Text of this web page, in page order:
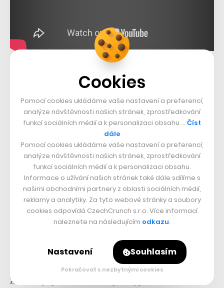
Zařízení je prozatím ve fázi prototypu a během
Cookies
Pomocí cookies ukládáme vaše nastavení a preferencí,
analýze návštěvnosti našich stránek, zprostředkování
funkcí sociálních médií a k personalizaci obsahu … Číst
dále
Pomocí cookies ukládáme vaše nastavení a preferencí,
analýze návštěvnosti našich stránek, zprostředkování
funkcí sociálních médií a k personalizaci obsahu.
Informace o užívání našich stránek také dále sdílíme s
našimi obchodními partnery z oblasti sociálních médií,
reklamy a analytiky. Za tyto webové stránky a soubory
cookies odpovídá CzechCrunch s.r.o. Více informací
naleznete na následujícím odkazu.
Nastavení Souhlasím
Pokračovat s nezbytnými cookies